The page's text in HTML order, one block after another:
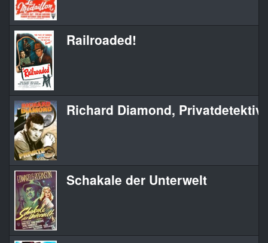
Railroaded!
Richard Diamond, Privatdetektiv
Schakale der Unterwelt